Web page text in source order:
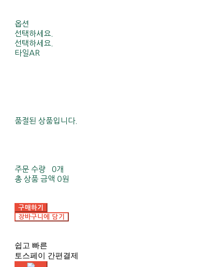
옵션
선택하세요.
선택하세요.
타일AR
품절된 상품입니다.
주문 수량
0개
총 상품 금액 0원
구매하기
장바구니에 담기
쉽고 빠른
토스페이 간편결제